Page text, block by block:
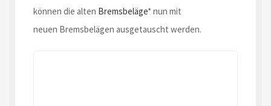
können die alten Bremsbeläge* nun mit
neuen Bremsbelägen ausgetauscht werden.